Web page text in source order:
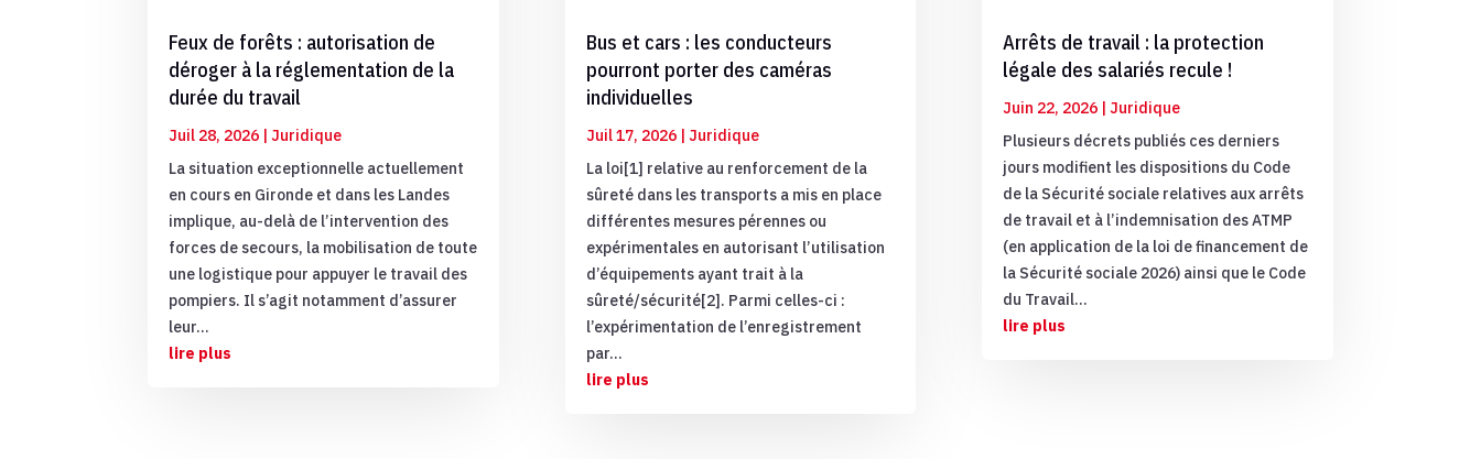
Feux de forêts : autorisation de
déroger à la réglementation de la
durée du travail
Juil 28, 2026 |Juridique
La situation exceptionnelle actuellement
en cours en Gironde et dans les Landes
implique, au-delà de l’intervention des
forces de secours, la mobilisation de toute
une logistique pour appuyer le travail des
pompiers. Il s’agit notamment d’assurer
leur...
lire plus
Bus et cars : les conducteurs
pourront porter des caméras
individuelles
Juil 17, 2026| Juridique
La loi[1] relative au renforcement de la
sûreté dans les transports a mis en place
différentes mesures pérennes ou
expérimentales en autorisant l’utilisation
d’équipements ayant trait à la
sûreté/sécurité[2]. Parmi celles-ci :
l’expérimentation de l’enregistrement
par...
lire plus
Arrêts de travail : la protection
légale des salariés recule !
Juin 22, 2026| Juridique
Plusieurs décrets publiés ces derniers
jours modifient les dispositions du Code
de la Sécurité sociale relatives aux arrêts
de travail et à l’indemnisation des ATMP
(en application de la loi de financement de
la Sécurité sociale 2026) ainsi que le Code
du Travail...
lire plus